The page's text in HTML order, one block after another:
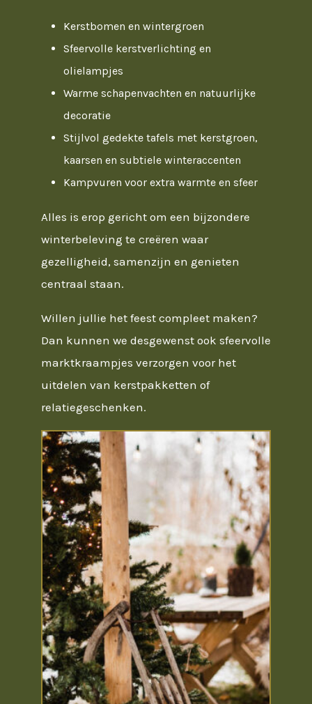
Kerstbomen en wintergroen
Sfeervolle kerstverlichting en
olielampjes
Warme schapenvachten en natuurlijke
decoratie
Stijlvol gedekte tafels met kerstgroen,
kaarsen en subtiele winteraccenten
Kampvuren voor extra warmte en sfeer
Alles is erop gericht om een bijzondere
winterbeleving te creëren waar
gezelligheid, samenzijn en genieten
centraal staan.
Willen jullie het feest compleet maken?
Dan kunnen we desgewenst ook sfeervolle
marktkraampjes verzorgen voor het
uitdelen van kerstpakketten of
relatiegeschenken.